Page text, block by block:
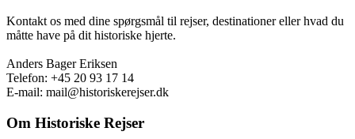
Kontakt os med dine spørgsmål til rejser, destinationer eller hvad du
måtte have på dit historiske hjerte.
Anders Bager Eriksen
Telefon: +45 20 93 17 14
E-mail: mail@historiskerejser.dk
Om Historiske Rejser